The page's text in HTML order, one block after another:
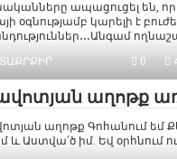
ապացուցել են,
օգնությամբ կարելի է
0
աղոթք
աղոթք Գոհանում եմ
և Աստվա՛ծ իմ. Եվ օրհնում ու